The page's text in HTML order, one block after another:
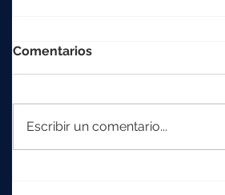
Comentarios
Escribir un comentario...